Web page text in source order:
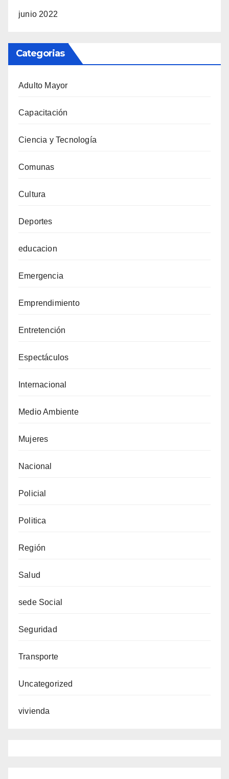
junio 2022
Categorias
Adulto Mayor
Capacitación
Ciencia y Tecnología
Comunas
Cultura
Deportes
educacion
Emergencia
Emprendimiento
Entretención
Espectáculos
Internacional
Medio Ambiente
Mujeres
Nacional
Policial
Politica
Región
Salud
sede Social
Seguridad
Transporte
Uncategorized
vivienda